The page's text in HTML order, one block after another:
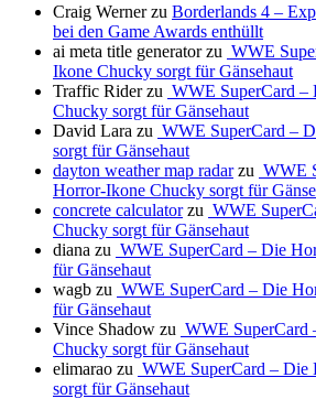
Craig Wernerzu Borderlands 4 –
bei den Game Awards enthüllt
ai meta title generatorzu WWE
Ikone Chucky sorgt für Gänsehaut
Traffic Riderzu WWE SuperCard –
Chucky sorgt für Gänsehaut
David Lara zu WWE SuperCard –
sorgt für Gänsehaut
dayton weather map radarzu WWE
Horror-Ikone Chucky sorgt für
concrete calculatorzu WWE
Chucky sorgt für Gänsehaut
diana zu WWE SuperCard – Die
für Gänsehaut
wagb zu WWE SuperCard – Die
für Gänsehaut
Vince Shadow zu WWE SuperCard
Chucky sorgt für Gänsehaut
elimarao zu WWE SuperCard –
sorgt für Gänsehaut